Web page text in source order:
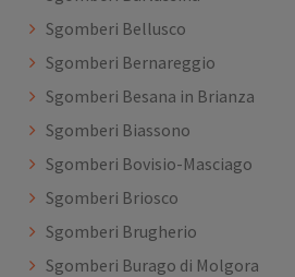
Sgomberi Bellusco
Sgomberi Bernareggio
Sgomberi Besana in Brianza
Sgomberi Biassono
Sgomberi Bovisio-Masciago
Sgomberi Briosco
Sgomberi Brugherio
Sgomberi Burago di Molgora